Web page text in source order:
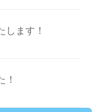
します！
！